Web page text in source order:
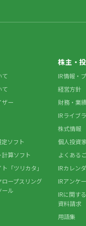
て
て
ザー
ソフト
算ソフト
「ツリカタ」
ープスリング
ール
株主・
IR情報・
経営方針
財務・業績
IRライブ
株式情報
個人投資
よくある
IRカレン
IRアンケ
IRに関す
資料請求
用語集